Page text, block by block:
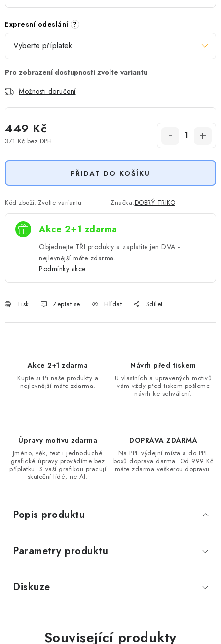
Expresní odeslání ?
Možnosti doručení
449 Kč
371 Kč bez DPH
PŘIDAT DO KOŠÍKU
Kód zboží: Zvolte variantu Značka:DOBRÝ TRIKO
Akce 2+1 zdarma
Objednejte TŘI produkty a zaplatíte jen DVA -
nejlevnější máte zdarma.
Podmínky akce
Tisk Zeptat se Hlídat Sdílet
Akce 2+1 zdarma
Kupte si tři naše produkty a
nejlevnější máte zdarma.
Návrh před tiskem
U vlastních a upravených motivů
vám vždy před tiskem pošleme
návrh ke schválení.
Úpravy motivu zdarma
Jméno, věk, text i jednoduché
grafické úpravy provádíme bez
příplatku. S vaší grafikou pracují
skuteční lidé, ne AI.
DOPRAVA ZDARMA
Na PPL výdejní místa a do PPL
boxů doprava darma. Od 999 Kč
máte zdarma veškerou dopravu.
Popis produktu
Parametry produktu
Diskuze
Související produkty